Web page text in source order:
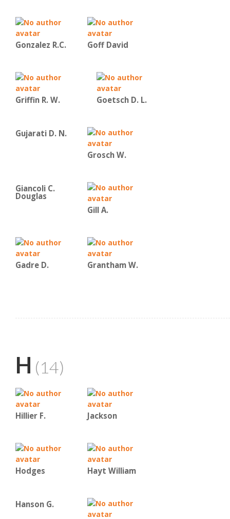
Gonzalez R.C. Goff David
Griffin R. W. Goetsch D. L.
Gujarati D. N.
Grosch W.
Giancoli C.
Douglas
Gill A.
Gadre D. Grantham W.
H (14)
Hillier F. Jackson
Hodges Hayt William
Hanson G.